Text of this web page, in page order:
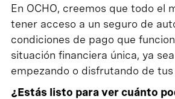
En OCHO, creemos que todo el
tener acceso a un seguro de
condiciones de pago que
situación financiera única, ya
empezando o disfrutando de
¿Estás listo para ver cuánto